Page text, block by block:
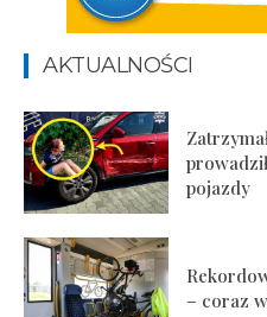
AKTUALNOŚCI
pojazdy
– coraz